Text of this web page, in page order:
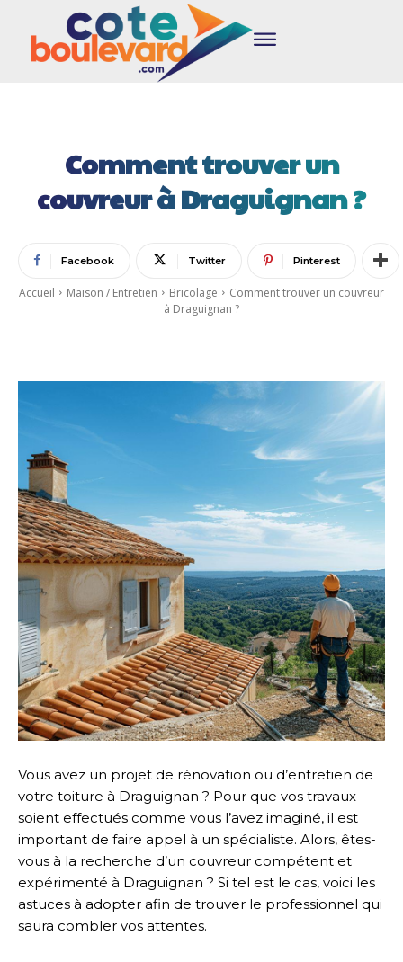
Comment trouver un
couvreur à Draguignan ?
Facebook Twitter Pinterest
Accueil Maison / Entretien Bricolage
Comment trouver un couvreur
à Draguignan ?
Vous avez un projet de rénovation ou d’entretien de
votre toiture à Draguignan ? Pour que vos travaux
soient effectués comme vous l’avez imaginé, il est
important de faire appel à un spécialiste. Alors, êtes-
vous à la recherche d’un couvreur compétent et
expérimenté à Draguignan ? Si tel est le cas, voici les
astuces à adopter afin de trouver le professionnel qui
saura combler vos attentes.